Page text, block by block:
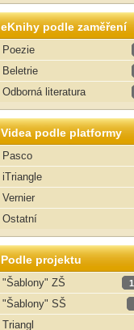
eKnihy podle zaměření
Poezie
Beletrie
Odborná literatura
Videa podle platformy
Pasco
iTriangle
Vernier
Ostatní
Podle projektu
"Šablony" ZŠ
"Šablony" SŠ
Triangl